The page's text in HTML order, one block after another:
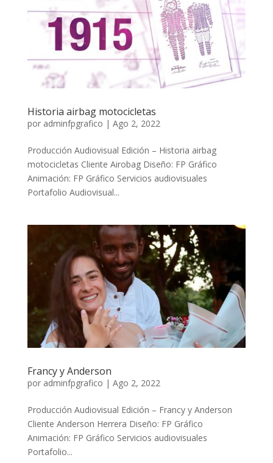
Historia airbag motocicletas
por adminfpgrafico | Ago 2, 2022
Producción Audiovisual Edición – Historia airbag
motocicletas Cliente Airobag Diseño: FP Gráfico
Animación: FP Gráfico Servicios audiovisuales
Portafolio Audiovisual...
Francy y Anderson
por adminfpgrafico | Ago 2, 2022
Producción Audiovisual Edición – Francy y Anderson
Cliente Anderson Herrera Diseño: FP Gráfico
Animación: FP Gráfico Servicios audiovisuales
Portafolio...